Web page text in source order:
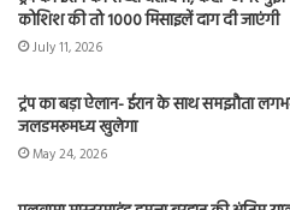
कोशिश की तो 1000 मिसाइलें दाग दी जाएंगी
July 11, 2026
ट्रंप का बड़ा ऐलान- ईरान के साथ समझौता
जलडमरूमध्य खुलेगा
May 24, 2026